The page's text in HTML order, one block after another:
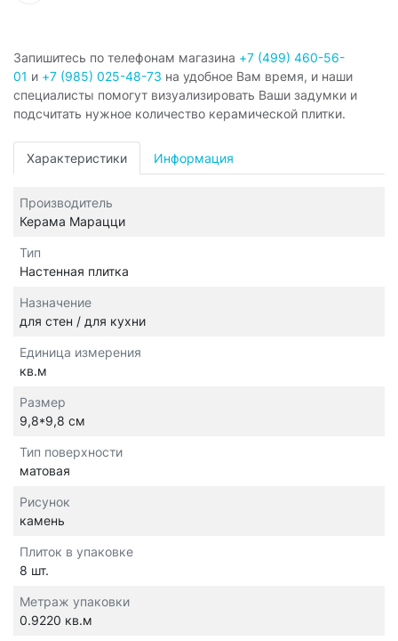
Запишитесь по телефонам магазина +7 (499) 460-56-
01 и +7 (985) 025-48-73 на удобное Вам время, и наши
специалисты помогут визуализировать Ваши задумки и
подсчитать нужное количество керамической плитки.
Характеристики Информация
Производитель
Керама Марацци
Тип
Настенная плитка
Назначение
для стен / для кухни
Единица измерения
кв.м
Размер
9,8*9,8 см
Тип поверхности
матовая
Рисунок
камень
Плиток в упаковке
8 шт.
Метраж упаковки
0.9220 кв.м